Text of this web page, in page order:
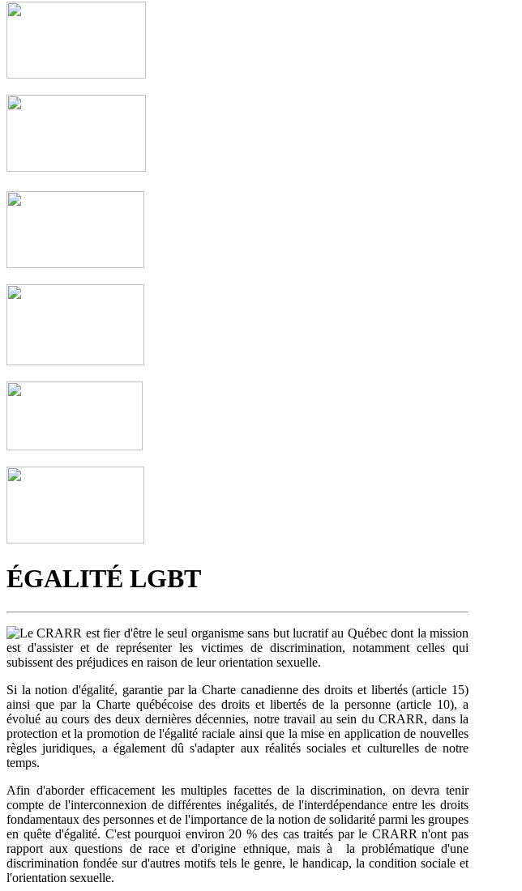
ÉGALITÉ LGBT
Le CRARR est fier d'être le seul organisme sans but lucratif au Québec dont la mission
est d'assister et de représenter les victimes de discrimination, notamment celles qui
subissent des préjudices en raison de leur orientation sexuelle.
Si la notion d'égalité, garantie par la Charte canadienne des droits et libertés (article 15)
ainsi que par la Charte québécoise des droits et libertés de la personne (article 10), a
évolué au cours des deux dernières décennies, notre travail au sein du CRARR, dans la
protection et la promotion de l'égalité raciale ainsi que la mise en application de nouvelles
règles juridiques, a également dû s'adapter aux réalités sociales et culturelles de notre
temps.
Afin d'aborder efficacement les multiples facettes de la discrimination, on devra tenir
compte de l'interconnexion de différentes inégalités, de l'interdépendance entre les droits
fondamentaux des personnes et de l'importance de la notion de solidarité parmi les groupes
en quête d'égalité. C'est pourquoi environ 20 % des cas traités par le CRARR n'ont pas
rapport aux questions de race et d'origine ethnique, mais à la problématique d'une
discrimination fondée sur d'autres motifs tels le genre, le handicap, la condition sociale et
l'orientation sexuelle.